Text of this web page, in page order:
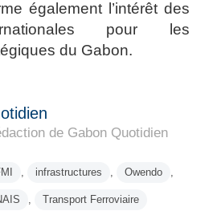
également l’intérêt des
pour les
du Gabon.
de Gabon Quotidien
, infrastructures , Owendo ,
, Transport Ferroviaire